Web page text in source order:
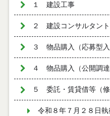
１ 建設工事
２ 建設コンサルタン
３ 物品購入（応募型入
４ 物品購入（公開調達
５ 委託・賃貸借等（修
令和８年７月２８日